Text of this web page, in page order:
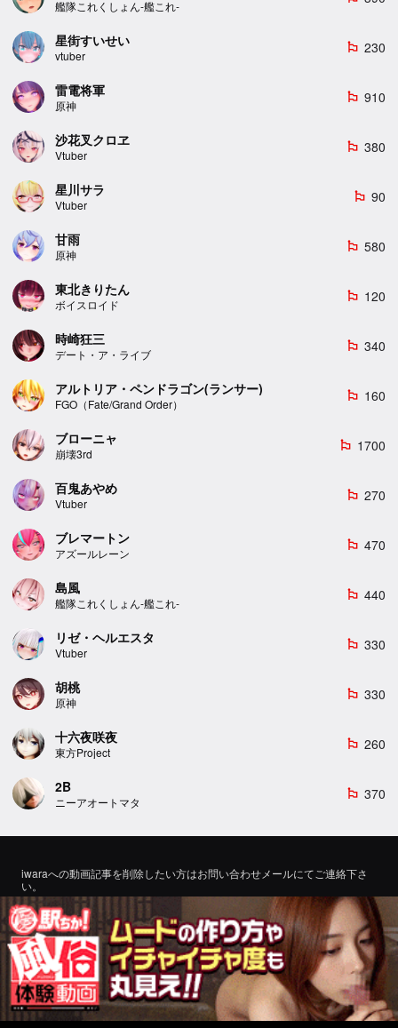
艦隊これくしょん-艦これ-
星街すいせい
vtuber
emoji_flags 230
雷電将軍
原神
emoji_flags 910
沙花叉クロヱ
Vtuber
emoji_flags 380
星川サラ
Vtuber
emoji_flags 90
甘雨
原神
emoji_flags 580
東北きりたん
ボイスロイド
emoji_flags 120
時崎狂三
デート・ア・ライブ
emoji_flags 340
アルトリア・ペンドラゴン(ランサー)
FGO（Fate/Grand Order）
emoji_flags 160
ブローニャ
崩壊3rd
emoji_flags 1700
百鬼あやめ
Vtuber
emoji_flags 270
ブレマートン
アズールレーン
emoji_flags 470
島風
艦隊これくしょん-艦これ-
emoji_flags 440
リゼ・ヘルエスタ
Vtuber
emoji_flags 330
胡桃
原神
emoji_flags 330
十六夜咲夜
東方Project
emoji_flags 260
2B
ニーアオートマタ
emoji_flags 370
iwaraへの動画記事を削除したい方はお問い合わせメールにてご連絡下さ
い。
If you would like to remove a video article to iwara, please contact us by
email for inquiry.
お問い合わせ ©2022 エロMMDTube